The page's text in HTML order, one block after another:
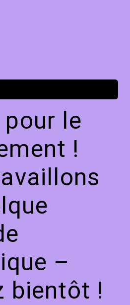
le
!
–
bientôt !